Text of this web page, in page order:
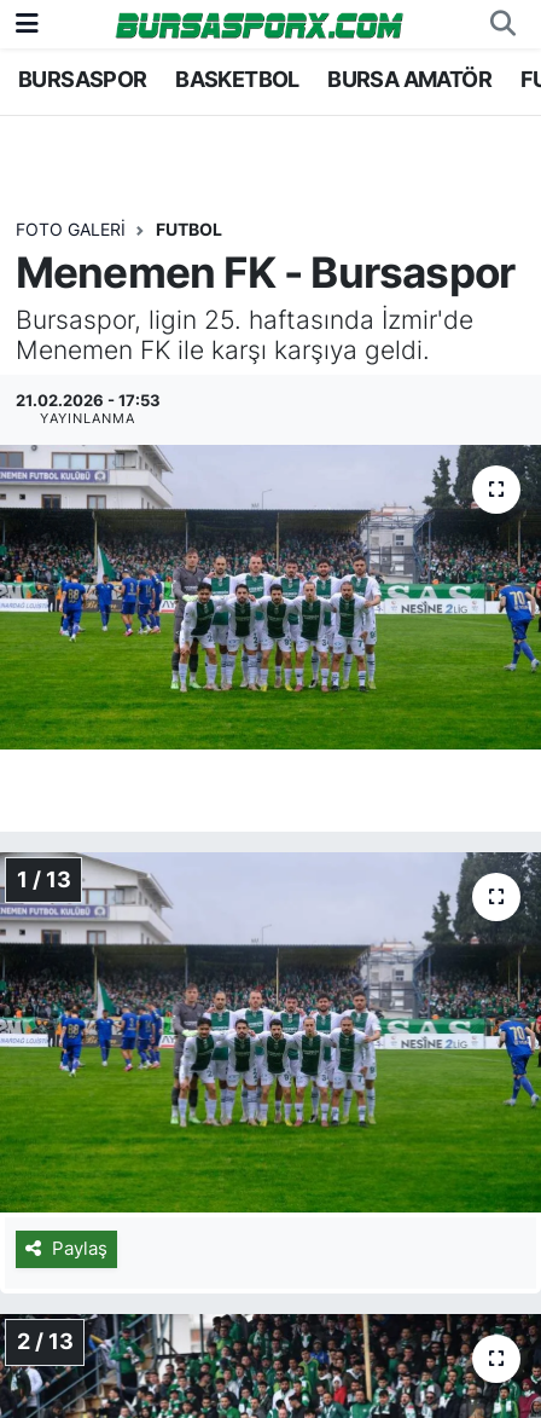
BURSASPOR BASKETBOL BURSA AMATÖR
FOTO GALERI FUTBOL
Menemen FK - Bursaspor
Bursaspor, ligin 25. haftasında İzmir'de
Menemen FK ile karşı karşıya geldi.
21.02.2026 - 17:53
YAYINLANMA
1 / 13
Paylaş
2 / 13
Bursaspor
Basketbol
Bursa Amatör
Hentbol
Voleybol
Genel
Bursa Nöbetçi Eczaneler
Bursa Namaz Vakitleri
Bursa Trafik Yoğunluk Haritası
TFF 2.Lig Kırmızı Grup Puan Durumu ve Fikstür
Tüm Manşetler
Son Dakika Haberleri
Haber Arşivi